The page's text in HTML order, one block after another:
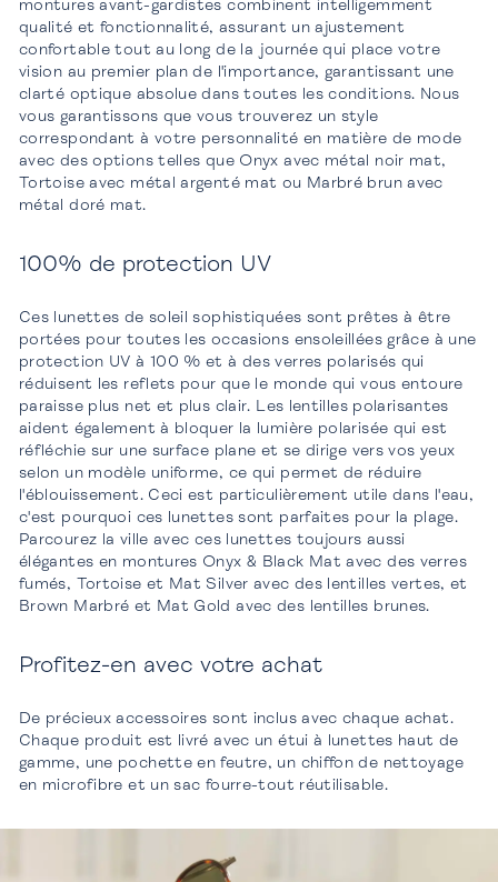
montures avant-gardistes combinent intelligemment
qualité et fonctionnalité, assurant un ajustement
confortable tout au long de la journée qui place votre
vision au premier plan de l'importance, garantissant une
clarté optique absolue dans toutes les conditions. Nous
vous garantissons que vous trouverez un style
correspondant à votre personnalité en matière de mode
avec des options telles que Onyx avec métal noir mat,
Tortoise avec métal argenté mat ou Marbré brun avec
métal doré mat.
100% de protection UV
Ces lunettes de soleil sophistiquées sont prêtes à être
portées pour toutes les occasions ensoleillées grâce à une
protection UV à 100 % et à des verres polarisés qui
réduisent les reflets pour que le monde qui vous entoure
paraisse plus net et plus clair. Les lentilles polarisantes
aident également à bloquer la lumière polarisée qui est
réfléchie sur une surface plane et se dirige vers vos yeux
selon un modèle uniforme, ce qui permet de réduire
l'éblouissement. Ceci est particulièrement utile dans l'eau,
c'est pourquoi ces lunettes sont parfaites pour la plage.
Parcourez la ville avec ces lunettes toujours aussi
élégantes en montures Onyx & Black Mat avec des verres
fumés, Tortoise et Mat Silver avec des lentilles vertes, et
Brown Marbré et Mat Gold avec des lentilles brunes.
Profitez-en avec votre achat
De précieux accessoires sont inclus avec chaque achat.
Chaque produit est livré avec un étui à lunettes haut de
gamme, une pochette en feutre, un chiffon de nettoyage
en microfibre et un sac fourre-tout réutilisable.